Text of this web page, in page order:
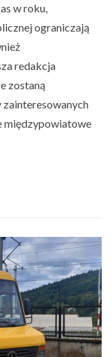
w roku,
ograniczają
redakcja
zostaną
zainteresowanych
międzypowiatowe